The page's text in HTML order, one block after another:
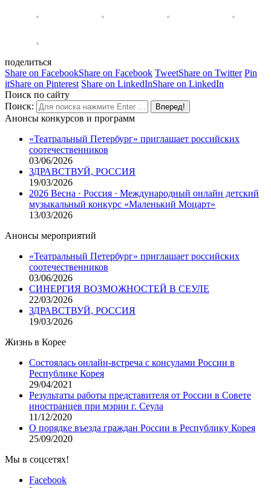
поделиться
Share on FacebookShare on Facebook TweetShare on Twitter Pin
itShare on Pinterest Share on LinkedInShare on LinkedIn
Поиск по сайту
Поиск:
Анонсы конкурсов и программ
«Театральный Петербург» приглашает российских
соотечественников
03/06/2026
ЗДРАВСТВУЙ, РОССИЯ
19/03/2026
2026 Весна · Россия · Международный онлайн детский
музыкальный конкурс «Маленький Моцарт»
13/03/2026
Анонсы мероприятий
«Театральный Петербург» приглашает российских
соотечественников
03/06/2026
СИНЕРГИЯ ВОЗМОЖНОСТЕЙ В СЕУЛЕ
22/03/2026
ЗДРАВСТВУЙ, РОССИЯ
19/03/2026
Жизнь в Корее
Состоялась онлайн-встреча с консулами России в
Республике Корея
29/04/2021
Результаты работы представителя от России в Совете
иностранцев при мэрии г. Сеула
11/12/2020
О порядке въезда граждан России в Республику Корея
25/09/2020
Мы в соцсетях!
Facebook